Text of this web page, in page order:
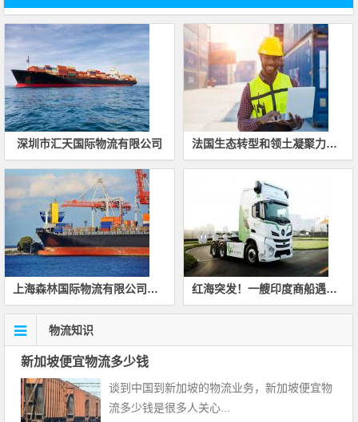
深圳市汇天国际物流有限公司 法国生态转型和领土凝聚力部 &#8211; 法国
上海森林国际物流有限公司南通分公司 红海突发！一艘印度商船遇袭沉没！
物流知识
新加坡便宜物流多少钱
谈到中国到新加坡的物流业务，新加坡便宜物
流多少钱是很多人关心...